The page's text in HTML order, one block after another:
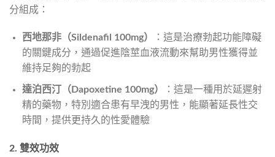
分組成：
西地那非（Sildenafil 100mg）
：這是治療勃起功能障礙
的關鍵成分，通過促進陰莖血液流動來幫助男性獲得並
維持足夠的勃起
達泊西汀（Dapoxetine 100mg）
：這是一種用於延遲射
精的藥物，特別適合患有早洩的男性，能顯著延長性交
時間，提供更持久的性愛體驗​
2. 雙效功效